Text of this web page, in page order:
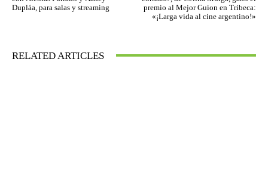
Dupláa, para salas y streaming
premio al Mejor Guion en Tribeca:
«¡Larga vida al cine argentino!»
RELATED ARTICLES